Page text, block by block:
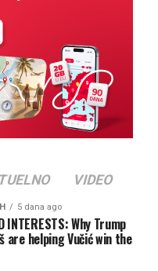
VIDEO
5 dana ago
INTERESTS: Why Trump
are helping Vučić win the